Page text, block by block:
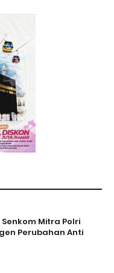
Mitra Polri
Perubahan Anti